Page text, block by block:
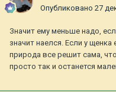
Опубликовано 27
Значит ему меньше надо,
значит наелся. Если у
природа все решит сама,
просто так и останется